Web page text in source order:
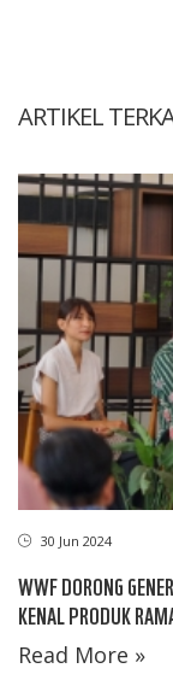
ARTIKEL
30 Jun 2024
WWF DORONG
KENAL PRODUK
Read More »